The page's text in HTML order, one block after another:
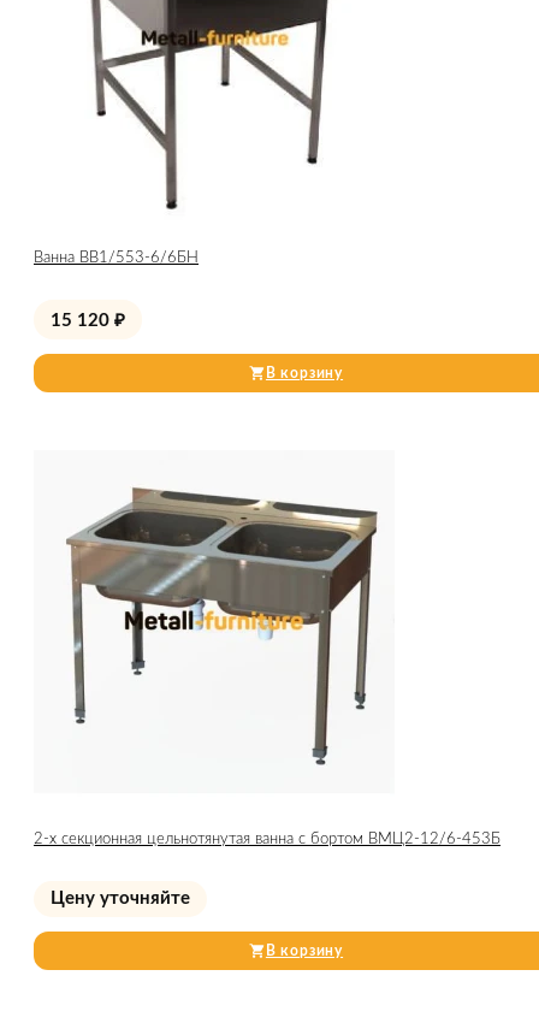
Ванна ВВ1/553-6/6БН
15 120 ₽
В корзину
2-х секционная цельнотянутая ванна с бортом ВМЦ2-12/6-453Б
Цену уточняйте
В корзину